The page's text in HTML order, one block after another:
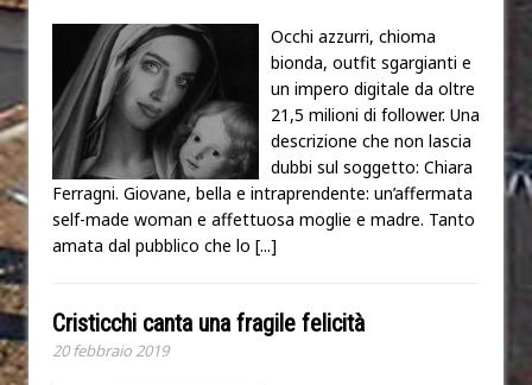
Occhi azzurri, chioma
bionda, outfit sgargianti e
un impero digitale da oltre
21,5 milioni di follower. Una
descrizione che non lascia
dubbi sul soggetto: Chiara
Ferragni. Giovane, bella e intraprendente: un’affermata
self-made woman e affettuosa moglie e madre. Tanto
amata dal pubblico che lo [...]
Cristicchi canta una fragile felicità
20 febbraio 2019